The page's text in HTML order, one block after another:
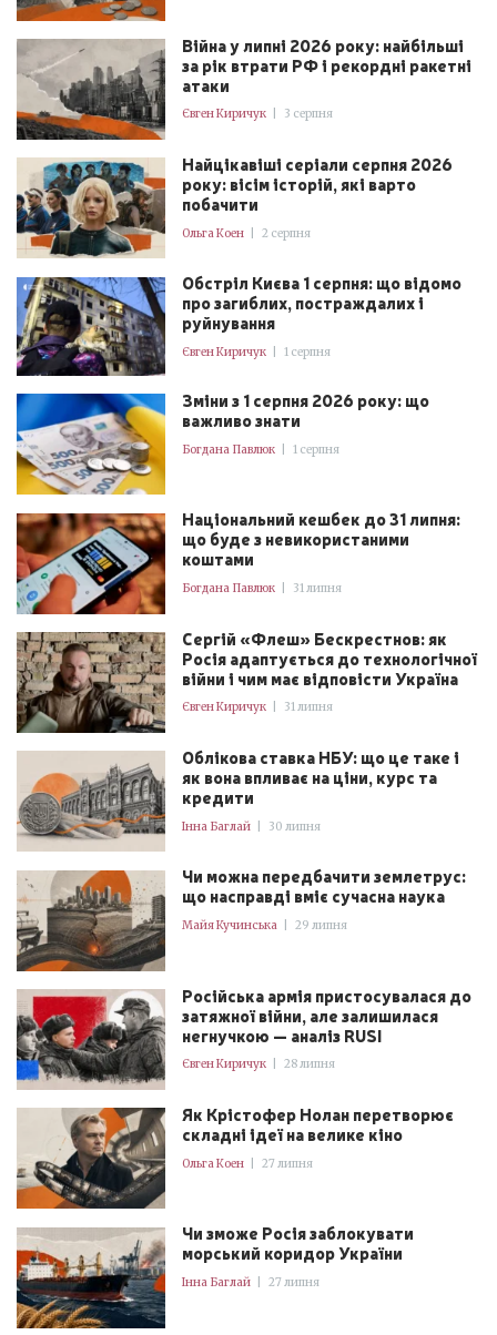
Війна у липні 2026 року: найбільші
за рік втрати РФ і рекордні ракетні
атаки
Євген Киричук 3 серпня
Найцікавіші серіали серпня 2026
року: вісім історій, які варто
побачити
Ольга Коен 2 серпня
Обстріл Києва 1 серпня: що відомо
про загиблих, постраждалих і
руйнування
Євген Киричук 1 серпня
Зміни з 1 серпня 2026 року: що
важливо знати
Богдана Павлюк 1 серпня
Національний кешбек до 31 липня:
що буде з невикористаними
коштами
Богдана Павлюк 31 липня
Сергій «Флеш» Бескрестнов: як
Росія адаптується до технологічної
війни і чим має відповісти Україна
Євген Киричук 31 липня
Облікова ставка НБУ: що це таке і
як вона впливає на ціни, курс та
кредити
Інна Баглай 30 липня
Чи можна передбачити землетрус:
що насправді вміє сучасна наука
Майя Кучинська 29 липня
Російська армія пристосувалася до
затяжної війни, але залишилася
негнучкою — аналіз RUSI
Євген Киричук 28 липня
Як Крістофер Нолан перетворює
складні ідеї на велике кіно
Ольга Коен 27 липня
Чи зможе Росія заблокувати
морський коридор України
Інна Баглай 27 липня